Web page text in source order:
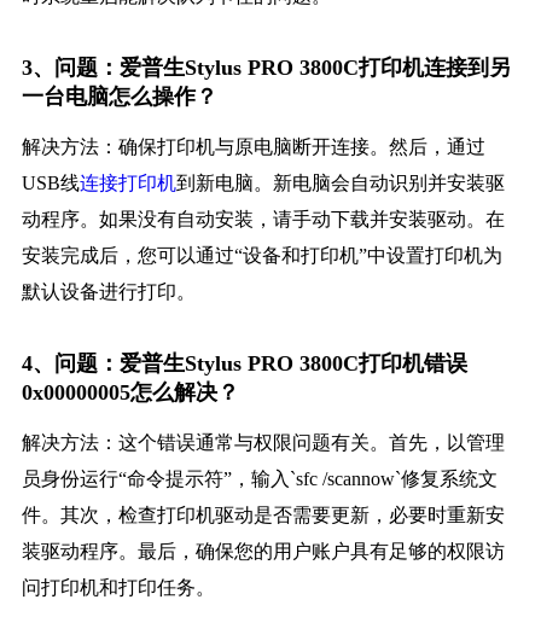
3、问题：爱普生Stylus PRO 3800C打印机连接到另
一台电脑怎么操作？
解决方法：确保打印机与原电脑断开连接。然后，通过
USB线连接打印机到新电脑。新电脑会自动识别并安装驱
动程序。如果没有自动安装，请手动下载并安装驱动。在
安装完成后，您可以通过“设备和打印机”中设置打印机为
默认设备进行打印。
4、问题：爱普生Stylus PRO 3800C打印机错误
0x00000005怎么解决？
解决方法：这个错误通常与权限问题有关。首先，以管理
员身份运行“命令提示符”，输入`sfc /scannow`修复系统文
件。其次，检查打印机驱动是否需要更新，必要时重新安
装驱动程序。最后，确保您的用户账户具有足够的权限访
问打印机和打印任务。